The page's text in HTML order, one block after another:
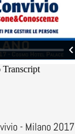
- Milano 2017